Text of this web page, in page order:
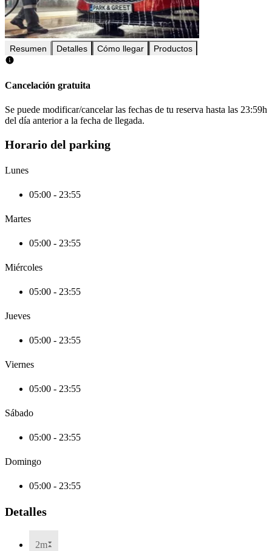
Resumen Detalles Cómo llegar Productos
Cancelación gratuita
Se puede modificar/cancelar las fechas de tu reserva hasta las 23:59h
del día anterior a la fecha de llegada.
Horario del parking
Lunes
05:00 - 23:55
Martes
05:00 - 23:55
Miércoles
05:00 - 23:55
Jueves
05:00 - 23:55
Viernes
05:00 - 23:55
Sábado
05:00 - 23:55
Domingo
05:00 - 23:55
Detalles
2m